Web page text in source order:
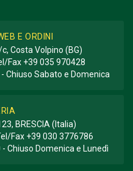
E ORDINI
Costa Volpino (BG)
Fax +39 035 970428
Chiuso Sabato e Domenica
BRESCIA (Italia)
Fax +39 030 3776786
Chiuso Domenica e Lunedì